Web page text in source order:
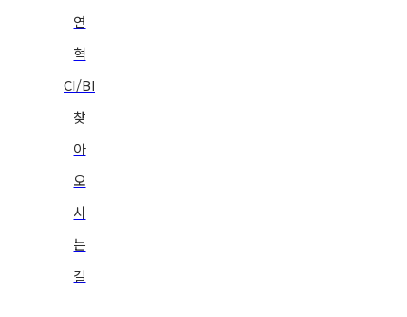
연
혁
CI/BI
찾
아
오
시
는
길